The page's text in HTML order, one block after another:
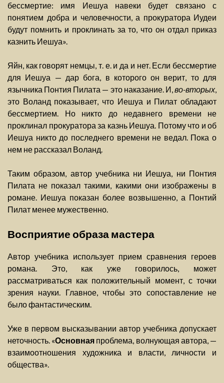
бессмертие: имя Иешуа навеки будет связано с
понятием добра и человечности, а прокуратора Иудеи
будут помнить и проклинать за то, что он отдал приказ
казнить Иешуа».
Яйн, как говорят немцы, т. е. и да и нет. Если бессмертие
для Иешуа — дар бога, в которого он верит, то для
язычника Понтия Пилата — это наказание. И,во-вторых,
это Воланд показывает, что Иешуа и Пилат обладают
бессмертием. Но никто до недавнего времени не
проклинал прокуратора за казнь Иешуа. Потому что и об
Иешуа никто до последнего времени не ведал. Пока о
нем не рассказал Воланд.
Таким образом, автор учебника ни Иешуа, ни Понтия
Пилата не показал такими, какими они изображены в
романе. Иешуа показан более возвышенно, а Понтий
Пилат менее мужественно.
Восприятие образа мастера
Автор учебника использует прием сравнения героев
романа. Это, как уже говорилось, может
рассматриваться как положительный момент, с точки
зрения науки. Главное, чтобы это сопоставление не
было фантастическим.
Уже в первом высказывании автор учебника допускает
неточность. «Основная проблема, волнующая автора, —
взаимоотношения художника и власти, личности и
общества».